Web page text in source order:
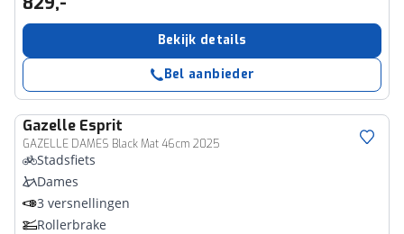
Bekijk details
Bel aanbieder
Gazelle Esprit
GAZELLE DAMES Black Mat 46cm 2025
Stadsfiets
Dames
3 versnellingen
Rollerbrake